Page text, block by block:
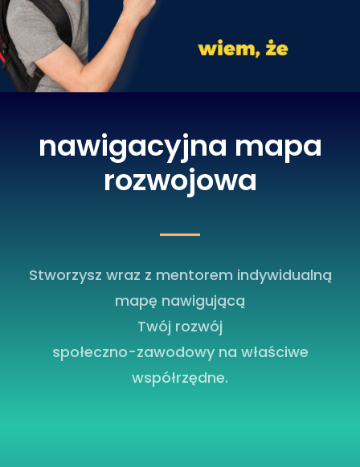
nawigacyjna mapa
rozwojowa
Stworzysz wraz z mentorem indywidualną
mapę nawigującą
Twój rozwój
społeczno-zawodowy na właściwe
współrzędne.